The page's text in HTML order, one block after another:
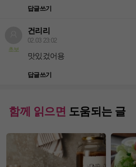
답글쓰기
초보
건리리
02.03 23:02
맛있겄어용
답글쓰기
함께 읽으면 도움되는 글